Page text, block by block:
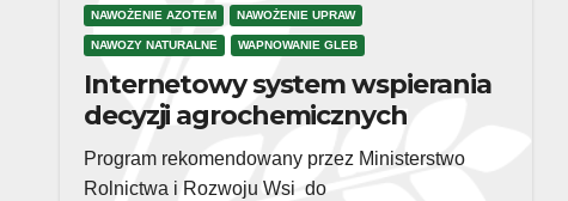
NAWOŻENIE AZOTEM NAWOŻENIE UPRAW
NAWOZY NATURALNE WAPNOWANIE GLEB
Internetowy system wspierania
decyzji agrochemicznych
Program rekomendowany przez Ministerstwo
Rolnictwa i Rozwoju Wsi do